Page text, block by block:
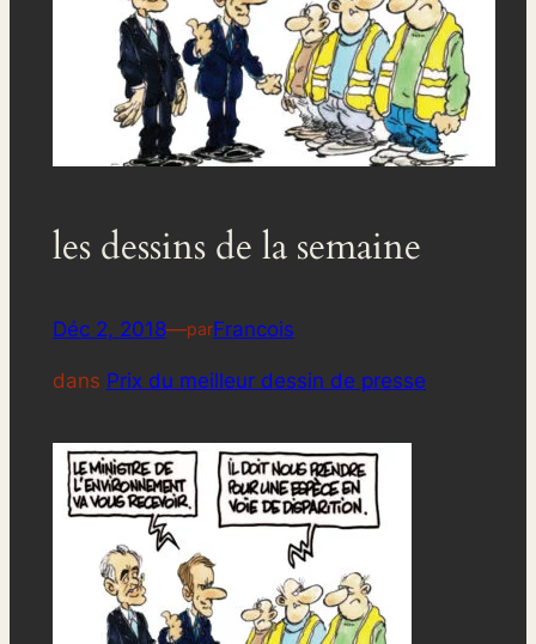
les dessins de la semaine
Déc 2, 2018—parFrancois
dans Prix du meilleur dessin de presse